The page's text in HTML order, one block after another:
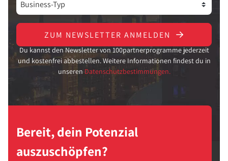
ZUM NEWSLETTER ANMELDEN
Du kannst den Newsletter von 100partnerprogramme jederzeit
und kostenfrei abbestellen. Weitere Informationen findest du in
unseren Datenschutzbestimmungen.
Bereit, dein Potenzial
auszuschöpfen?